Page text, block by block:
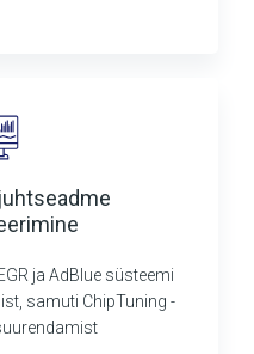
ja AdBlue süsteemi
samuti ChipTuning -